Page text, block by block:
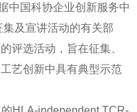
国科协企业创新服务中
及宣讲活动的有关部
评选活动，旨在征集、
艺创新中具有典型示范